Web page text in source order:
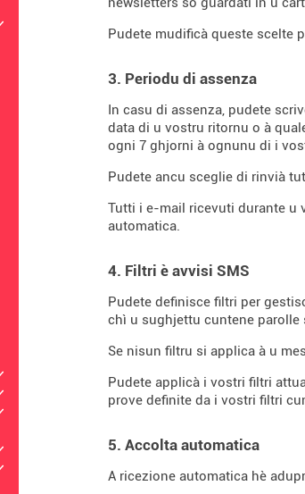
Pudete mudificà queste scelte
3. Periodu di assenza
In casu di assenza, pudete
data di u vostru ritornu o à
ogni 7 ghjorni à ognunu di i
Pudete ancu sceglie di rinvià
Tutti i e-mail ricevuti durante u
automatica.
4. Filtri è avvisi SMS
Pudete definisce filtri per
chì u sughjettu cuntene parolle
Se nisun filtru si applica à u
Pudete applicà i vostri filtri
prove definite da i vostri filtri
5. Accolta automatica
A ricezione automatica hè